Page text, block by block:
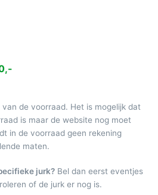
de voorraad. Het is mogelijk dat
is maar de website nog moet
in de voorraad geen rekening
maten.
jurk? Bel dan eerst eventjes
of de jurk er nog is.